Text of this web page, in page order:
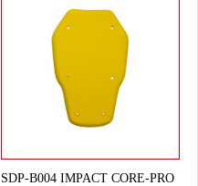
SDP-B004 IMPACT CORE-PRO